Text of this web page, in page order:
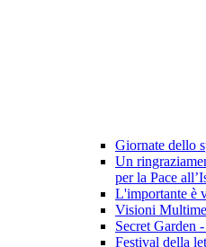
Giornate dello
Un
per la Pace
L'importante è
Visioni
Secret Garden
Festival della